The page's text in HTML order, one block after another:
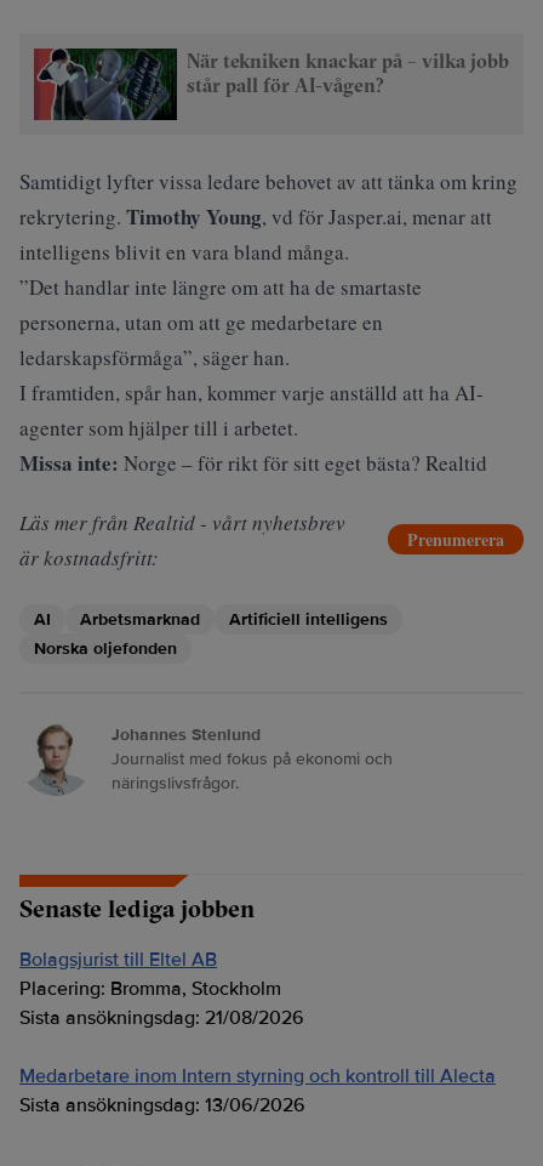
När tekniken knackar på – vilka jobb
står pall för AI-vågen?
Samtidigt lyfter vissa ledare behovet av att tänka om kring
rekrytering. Timothy Young, vd för Jasper.ai, menar att
intelligens blivit en vara bland många.
”Det handlar inte längre om att ha de smartaste
personerna, utan om att ge medarbetare en
ledarskapsförmåga”, säger han.
I framtiden, spår han, kommer varje anställd att ha AI-
agenter som hjälper till i arbetet.
Missa inte: Norge – för rikt för sitt eget bästa? Realtid
Läs mer från Realtid - vårt nyhetsbrev
är kostnadsfritt:
Prenumerera
AI Arbetsmarknad
Artificiell intelligens
Norska oljefonden
Johannes Stenlund
Journalist med fokus på ekonomi och
näringslivsfrågor.
Senaste lediga jobben
Bolagsjurist till Eltel AB
Placering: Bromma, Stockholm
Sista ansökningsdag: 21/08/2026
Medarbetare inom Intern styrning och kontroll till Alecta
Sista ansökningsdag: 13/06/2026